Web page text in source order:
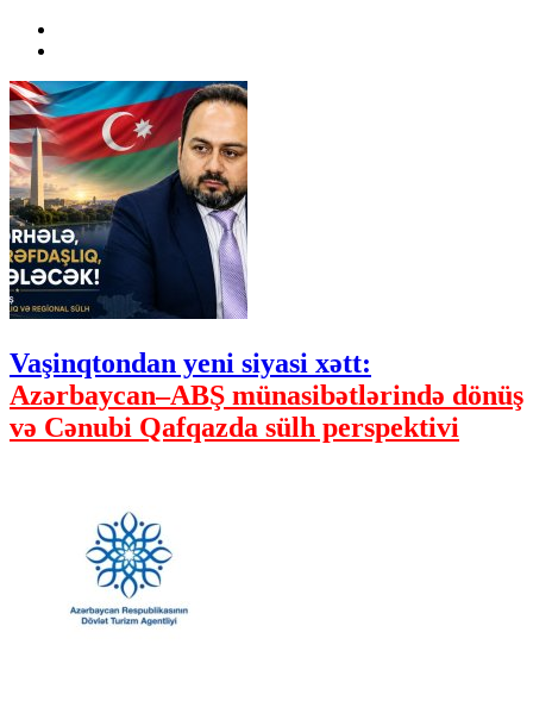
Vaşinqtondan yeni siyasi xətt:
Azərbaycan–ABŞ münasibətlərində dönüş
və Cənubi Qafqazda sülh perspektivi